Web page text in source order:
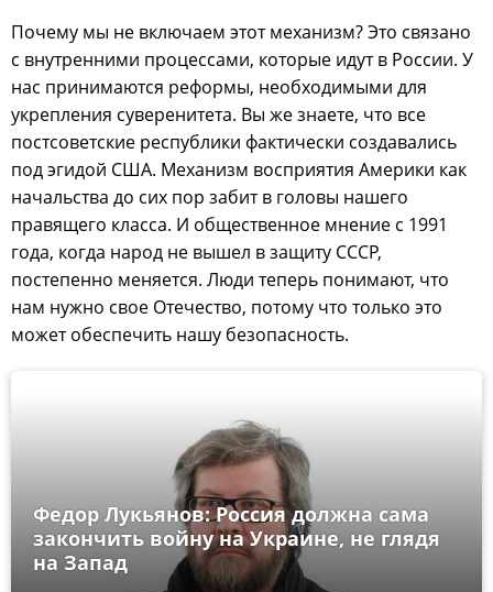
Почему мы не включаем этот механизм? Это связано
с внутренними процессами, которые идут в России. У
нас принимаются реформы, необходимыми для
укрепления суверенитета. Вы же знаете, что все
постсоветские республики фактически создавались
под эгидой США. Механизм восприятия Америки как
начальства до сих пор забит в головы нашего
правящего класса. И общественное мнение с 1991
года, когда народ не вышел в защиту СССР,
постепенно меняется. Люди теперь понимают, что
нам нужно свое Отечество, потому что только это
может обеспечить нашу безопасность.
Федор Лукьянов: Россия должна сама
закончить войну на Украине, не глядя
на Запад